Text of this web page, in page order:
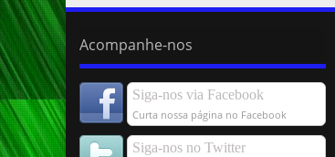
Acompanhe-nos
Siga-nos via Facebook
Curta nossa página no Facebook
Siga-nos no Twitter